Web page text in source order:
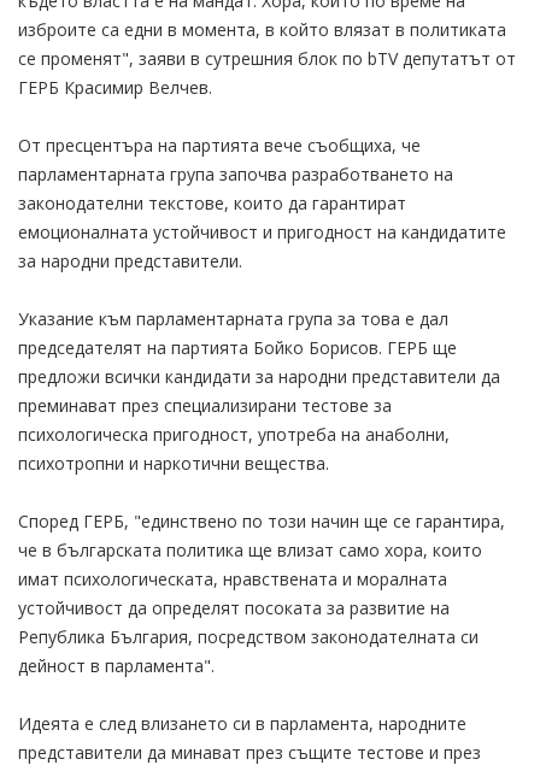
изброите са едни в момента, в който влязат в политиката
се променят", заяви в сутрешния блок по bTV депутатът от
ГЕРБ Красимир Велчев.
От пресцентъра на партията вече съобщиха, че
парламентарната група започва разработването на
законодателни текстове, които да гарантират
емоционалната устойчивост и пригодност на кандидатите
за народни представители.
Указание към парламентарната група за това е дал
председателят на партията Бойко Борисов. ГЕРБ ще
предложи всички кандидати за народни представители да
преминават през специализирани тестове за
психологическа пригодност, употреба на анаболни,
психотропни и наркотични вещества.
Според ГЕРБ, "единствено по този начин ще се гарантира,
че в българската политика ще влизат само хора, които
имат психологическата, нравствената и моралната
устойчивост да определят посоката за развитие на
Република България, посредством законодателната си
дейност в парламента".
Идеята е след влизането си в парламента, народните
представители да минават през същите тестове и през